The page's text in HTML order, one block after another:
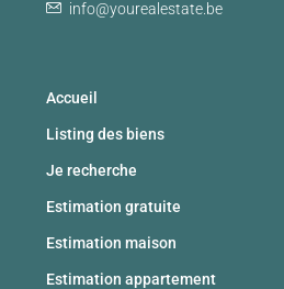
info@yourealestate.be
Accueil
Listing des biens
Je recherche
Estimation gratuite
Estimation maison
Estimation appartement